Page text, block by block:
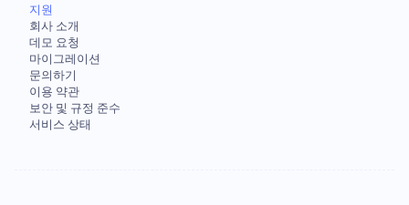
지원
회사 소개
데모 요청
마이그레이션
문의하기
이용 약관
보안 및 규정 준수
서비스 상태